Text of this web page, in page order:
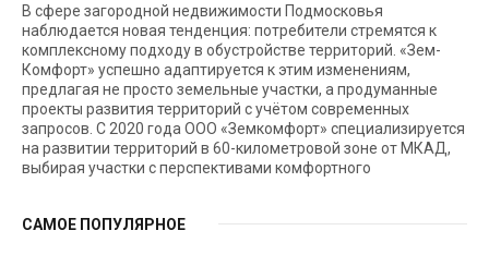
В сфере загородной недвижимости Подмосковья
наблюдается новая тенденция: потребители стремятся к
комплексному подходу в обустройстве территорий. «Зем-
Комфорт» успешно адаптируется к этим изменениям,
предлагая не просто земельные участки, а продуманные
проекты развития территорий с учётом современных
запросов. С 2020 года ООО «Земкомфорт» специализируется
на развитии территорий в 60-километровой зоне от МКАД,
выбирая участки с перспективами комфортного
САМОЕ ПОПУЛЯРНОЕ